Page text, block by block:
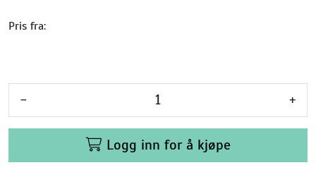
Pris fra:
- +
Logg inn for å kjøpe